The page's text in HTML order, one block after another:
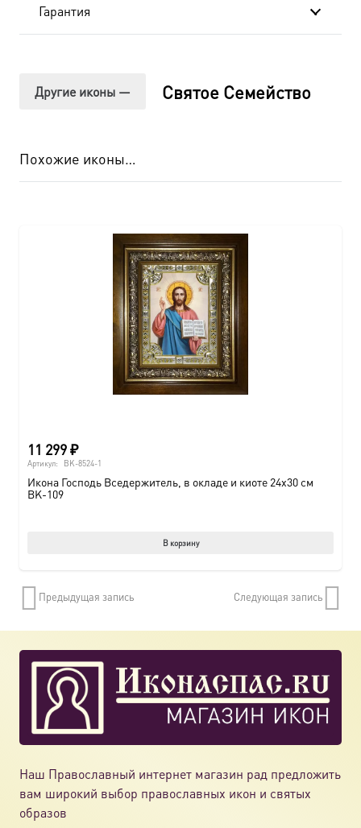
Гарантия
Другие иконы — Святое Семейство
Похожие иконы…
11 299₽
Артикул: BK-8524-1
Икона Господь Вседержитель, в окладе и киоте 24х30 см
BK-109
В корзину
Предыдущая запись Следующая запись
Наш Православный интернет магазин рад предложить
вам широкий выбор православных икон и святых
образов